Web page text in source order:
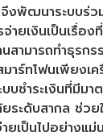
จึงพัฒนาระบบร่ว
จ่ายเงินเป็นเรื่อง
สามารถทำธุรกร
าร์ทโฟนเพียงเ
บชำระเงินที่มีมา
ระดับสากล ช่วย
ยเป็นไปอย่างแม่